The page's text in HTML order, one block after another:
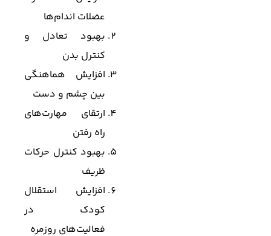
عضلات اندام‌ها
بهبود تعادل و
کنترل بدن
افزایش هماهنگی
بین چشم و دست
ارتقای مهارت‌های
راه رفتن
بهبود کنترل حرکات
ظریف
افزایش استقلال
کودک در
فعالیت‌های روزمره